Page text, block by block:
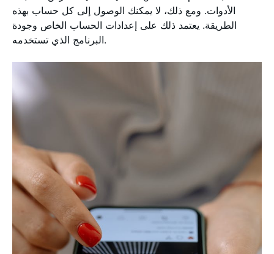
الأدوات. ومع ذلك، لا يمكنك الوصول إلى كل حساب بهذه
الطريقة. يعتمد ذلك على إعدادات الحساب الخاص وجودة
البرنامج الذي تستخدمه.